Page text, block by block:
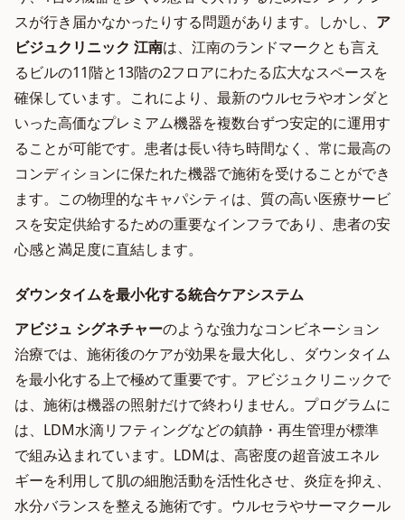
スが行き届かなかったりする問題があります。しかし、 ア
ビジュクリニック 江南は、江南のランドマークとも言え
るビルの11階と13階の2フロアにわたる広大なスペースを
確保しています。これにより、最新のウルセラやオンダと
いった高価なプレミアム機器を複数台ずつ安定的に運用す
ることが可能です。患者は長い待ち時間なく、常に最高の
コンディションに保たれた機器で施術を受けることができ
ます。この物理的なキャパシティは、質の高い医療サービ
スを安定供給するための重要なインフラであり、患者の安
心感と満足度に直結します。
ダウンタイムを最小化する統合ケアシステム
アビジュ シグネチャーのような強力なコンビネーション
治療では、施術後のケアが効果を最大化し、ダウンタイム
を最小化する上で極めて重要です。アビジュクリニックで
は、施術は機器の照射だけで終わりません。プログラムに
は、LDM水滴リフティングなどの鎮静・再生管理が標準
で組み込まれています。LDMは、高密度の超音波エネル
ギーを利用して肌の細胞活動を活性化させ、炎症を抑え、
水分バランスを整える施術です。ウルセラやサーマクール